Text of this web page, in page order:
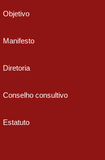
Objetivo
Manifesto
Diretoria
Conselho consultivo
Estatuto